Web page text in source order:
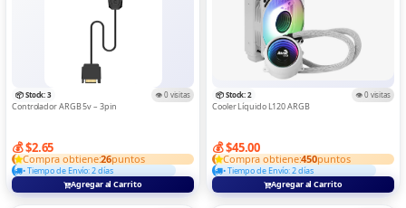
📦 Stock: 3 👁️ 0 visitas
Controlador ARGB 5v – 3pin
💰 $2.65
Compra obtiene:26puntos
• Tiempo de Envío: 2 días
Agregar al Carrito
📦 Stock: 2 👁️ 0 visitas
Cooler Líquido L120 ARGB
💰 $45.00
Compra obtiene:450puntos
• Tiempo de Envío: 2 días
Agregar al Carrito